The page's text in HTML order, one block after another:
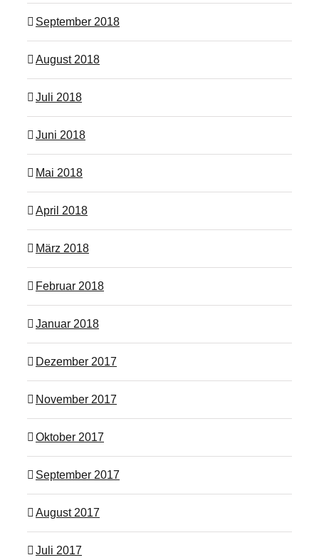
September 2018
August 2018
Juli 2018
Juni 2018
Mai 2018
April 2018
März 2018
Februar 2018
Januar 2018
Dezember 2017
November 2017
Oktober 2017
September 2017
August 2017
Juli 2017